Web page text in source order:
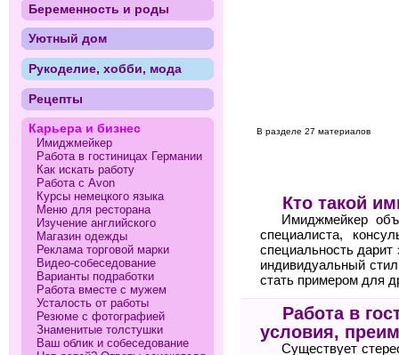
В разделе 27 материалов
Кто такой
Имиджмейкер
специалиста,
специальность дарит
индивидуальный
стать примером для
Работа в
условия,
Существует
Беременность и роды
Уютный дом
Рукоделие, хобби, мода
Рецепты
Карьера и бизнес
Имиджмейкер
Работа в гостиницах Германии
Как искать работу
Работа с Avon
Курсы немецкого языка
Меню для ресторана
Изучение английского
Магазин одежды
Реклама торговой марки
Видео-собеседование
Варианты подработки
Работа вместе с мужем
Усталость от работы
Резюме с фотографией
Знаменитые толстушки
Ваш облик и собеседование